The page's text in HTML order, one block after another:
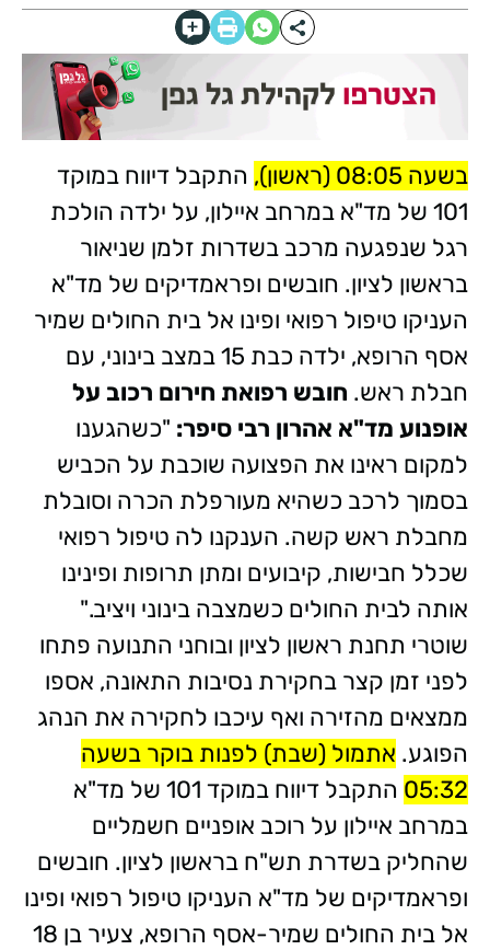
בשעה 08:05 (ראשון),
התקבל דיווח במוקד
101 של מד"א במרחב איילון, על ילדה הולכת
רגל שנפגעה מרכב בשדרות זלמן שניאור
בראשון לציון. חובשים ופראמדיקים של מד"א
העניקו טיפול רפואי ופינו אל בית החולים שמיר
אסף הרופא, ילדה כבת 15 במצב בינוני, עם
חבלת ראש. חובש רפואת חירום רכוב על
אופנוע מד"א אהרון רבי סיפר: "כשהגענו
למקום ראינו את הפצועה שוכבת על הכביש
בסמוך לרכב כשהיא מעורפלת הכרה וסובלת
מחבלת ראש קשה. הענקנו לה טיפול רפואי
שכלל חבישות, קיבועים ומתן תרופות ופינינו
אותה לבית החולים כשמצבה בינוני ויציב."
שוטרי תחנת ראשון לציון ובוחני התנועה פתחו
לפני זמן קצר בחקירת נסיבות התאונה, אספו
ממצאים מהזירה ואף עיכבו לחקירה את הנהג
הפוגע. אתמול (שבת) לפנות בוקר בשעה
05:32
התקבל דיווח במוקד 101 של מד"א
במרחב איילון על רוכב אופניים חשמליים
שהחליק בשדרת תש"ח בראשון לציון. חובשים
ופראמדיקים של מד"א העניקו טיפול רפואי ופינו
אל בית החולים שמיר-אסף הרופא, צעיר בן 18